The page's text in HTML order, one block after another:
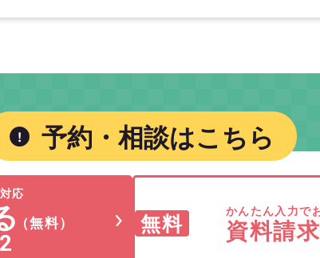
予約・相談はこちら
応
（無料） 無料 かんたん入力で
資料請